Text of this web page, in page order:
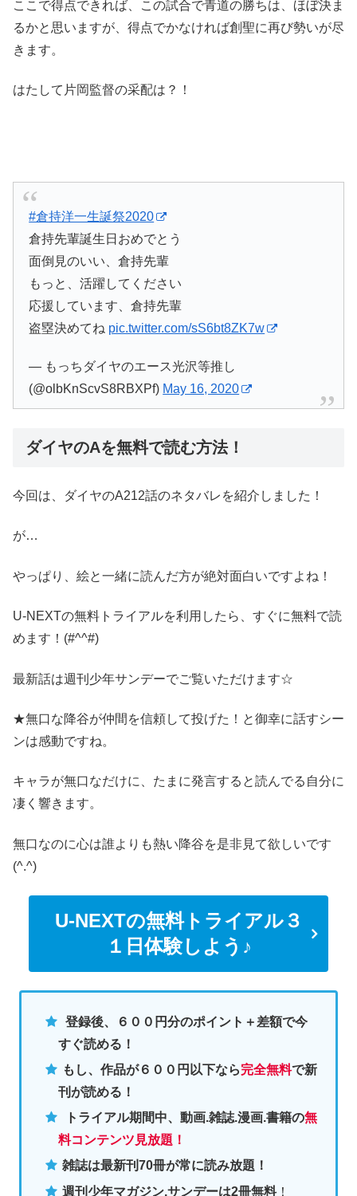
ここで得点できれば、この試合で青道の勝ちは、ほぼ決ま
るかと思いますが、得点でかなければ創聖に再び勢いが尽
きます。
はたして片岡監督の采配は？！
#倉持洋一生誕祭2020
倉持先輩誕生日おめでとう
面倒見のいい、倉持先輩
もっと、活躍してください
応援しています、倉持先輩
盗塁決めてね pic.twitter.com/sS6bt8ZK7w
— もっちダイヤのエース光沢等推し
(@olbKnScvS8RBXPf) May 16, 2020
ダイヤのAを無料で読む方法！
今回は、ダイヤのA212話のネタバレを紹介しました！
が…
やっぱり、絵と一緒に読んだ方が絶対面白いですよね！
U-NEXTの無料トライアルを利用したら、すぐに無料で読
めます！(#^^#)
最新話は週刊少年サンデーでご覧いただけます☆
★無口な降谷が仲間を信頼して投げた！と御幸に話すシー
ンは感動ですね。
キャラが無口なだけに、たまに発言すると読んでる自分に
凄く響きます。
無口なのに心は誰よりも熱い降谷を是非見て欲しいです
(^.^)
U-NEXTの無料トライアル３
１日体験しよう♪
登録後、６００円分のポイント＋差額で今
すぐ読める！
もし、作品が６００円以下なら完全無料で新
刊が読める！
トライアル期間中、動画.雑誌.漫画.書籍の無
料コンテンツ見放題！
雑誌は最新刊70冊が常に読み放題！
週刊少年マガジン.サンデーは2冊無料！